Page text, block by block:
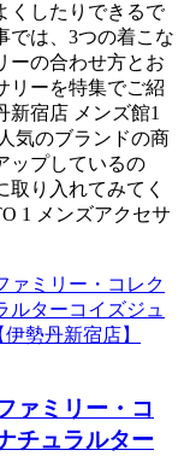
くしたりできるで
では、3つの着こな
ーの合わせ方とお
リーを特集でご紹
新宿店 メンズ館1
気のブランドの商
ップしているの
取り入れてみてく
1 メンズアクセサ
ァミリー・コ
チュラルター